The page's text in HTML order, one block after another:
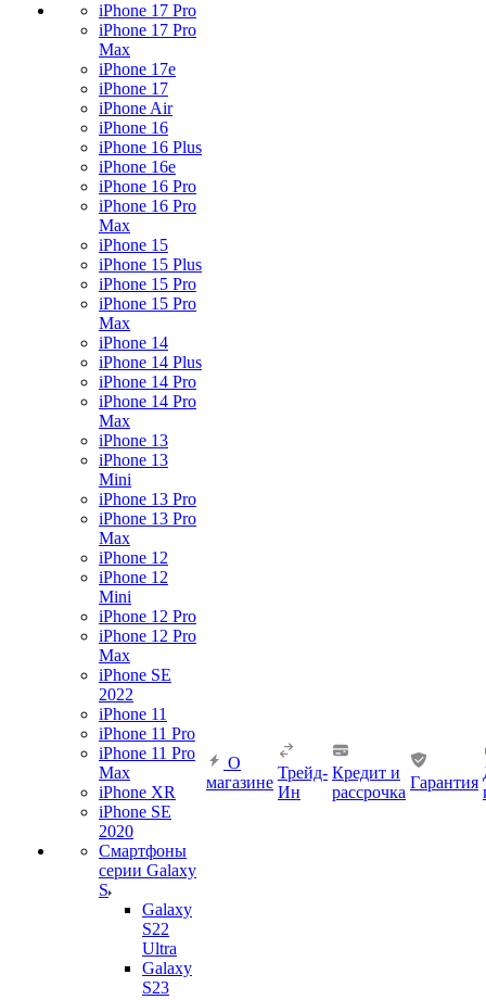
iPhone 17 Pro
iPhone 17 Pro
Max
iPhone 17e
iPhone 17
iPhone Air
iPhone 16
iPhone 16 Plus
iPhone 16e
iPhone 16 Pro
iPhone 16 Pro
Max
iPhone 15
iPhone 15 Plus
iPhone 15 Pro
iPhone 15 Pro
Max
iPhone 14
iPhone 14 Plus
iPhone 14 Pro
iPhone 14 Pro
Max
iPhone 13
iPhone 13
Mini
iPhone 13 Pro
iPhone 13 Pro
Max
iPhone 12
iPhone 12
Mini
iPhone 12 Pro
iPhone 12 Pro
Max
iPhone SE
2022
iPhone 11
iPhone 11 Pro
iPhone 11 Pro
Max
iPhone XR
iPhone SE
2020
Смартфоны
серии Galaxy
S
Galaxy
S22
Ultra
Galaxy
S23
О
магазине
Трейд-
Ин
Кредит и
рассрочка
Гарантия